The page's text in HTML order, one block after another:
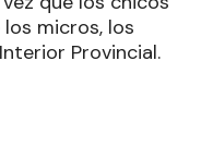
micros, los
Provincial.